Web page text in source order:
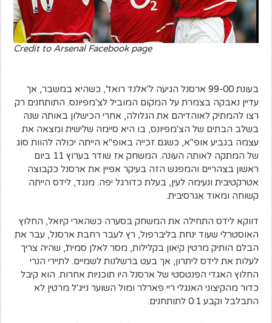
Credit to Arsenal Facebook page
בעונת 99-00 ארסנל הגיעה ל'אלנד רואד', כשהיא במשבר, אך
עדיין נאבקה בצמרת על המקום המוביל לצ'מפיונס. התותחנים רק
רצו להמתיק לאוהדיהם את הגלולה, אחרי הכישלון באותה שנה
בשלב הבתים של הצ'מפיונס, בו היא סיימה שלישית ומצאה את
עצמה בגביע אופ"א, כשגם זכייה באופ"א הייתה יכולה להוות סוג
של המתקה לאותה העונה. המשחק אז שודר בערוץ 11 ביום
ראשון בצהריים והמפגש הזה בעיקר אפיין את ארסנל כקבוצה
אטרקטיבית ונעימה לעין, בעלת כדורגל יפה. מנגד, לידס הייתה
קשוחה ומאוד אגרסיבית.
דווקא לידס התחילה את המשחק בסערה כשהארי קיואל, החלוץ
האוסטרלי שעוד ינחת בליברפול, רץ לעבר רחבת ארסנל, עבר את
הבלם הותיק מרטין קיאון בקלילות, מסר לאלן סמית', שהיה צריך
לעלות את לידס ליתרון, אך בעט ברשלנות לשמיים. לתיירי הנרי
החלוץ האגדי הפנטסטי של ארסנל היו תוכניות אחרות. הוא קיבל
כדור מהקיצוני האנגלי ריי פארלר ומול השוער נייג'ל מרטין לא
התבלבל וקבע 0:1 לתותחנים.